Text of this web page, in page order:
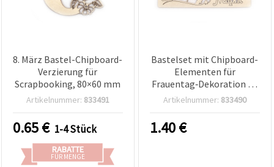
8. März Bastel-Chipboard-
Verzierung für
Scrapbooking, 80×60 mm
Artikelnummer: 833491
0.65€ 1-4 Stück
RABATTE
FÜR MENGE
Bastelset mit Chipboard-
Elementen für
Frauentag‑Dekoration (8.
März)
Artikelnummer: 833490
1.40€